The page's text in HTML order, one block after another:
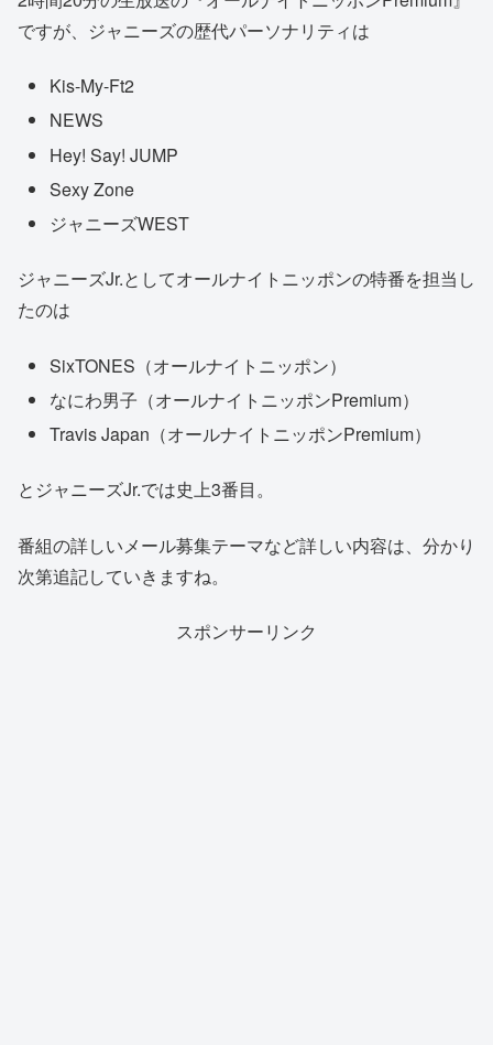
ですが、ジャニーズの歴代パーソナリティは
Kis-My-Ft2
NEWS
Hey! Say! JUMP
Sexy Zone
ジャニーズWEST
ジャニーズJr.としてオールナイトニッポンの特番を担当し
たのは
SixTONES（オールナイトニッポン）
なにわ男子（オールナイトニッポンPremium）
Travis Japan（オールナイトニッポンPremium）
とジャニーズJr.では史上3番目。
番組の詳しいメール募集テーマなど詳しい内容は、分かり
次第追記していきますね。
スポンサーリンク